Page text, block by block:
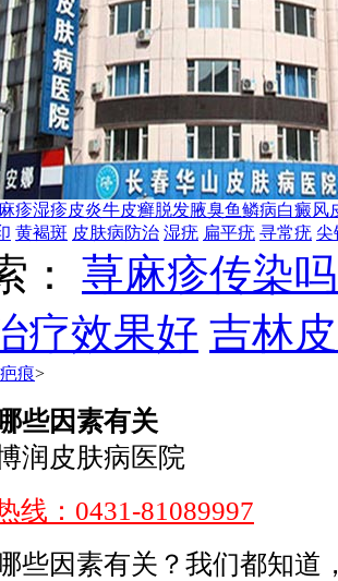
疹湿疹皮炎牛皮癣脱发腋臭鱼鳞病白癜风
黄褐斑 皮肤病防治 湿疣 扁平疣 寻常疣 尖
： 荨麻疹传染
疗效果好 吉林
疤痕>
些因素有关
润皮肤病医院
线：0431-81089997
些因素有关？我们都知道